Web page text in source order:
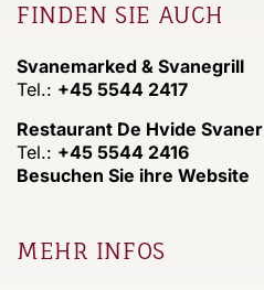
FINDEN SIE AUCH
Svanemarked & Svanegrill
Tel.: +45 5544 2417
Restaurant De Hvide Svaner
Tel.: +45 5544 2416
Besuchen Sie ihre Website
MEHR INFOS